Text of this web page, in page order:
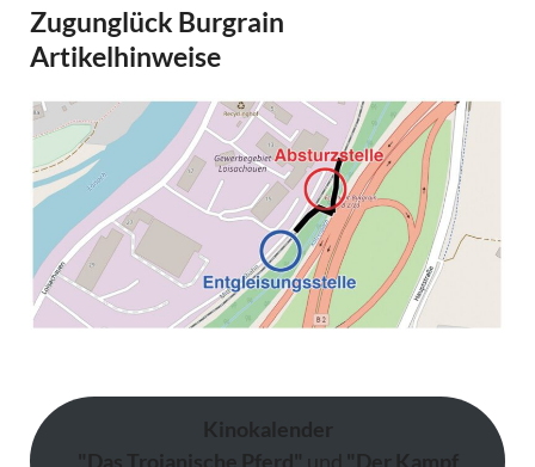
Zugunglück Burgrain
Artikelhinweise
Kinokalender
"Das Trojanische Pferd" und "Der Kampf